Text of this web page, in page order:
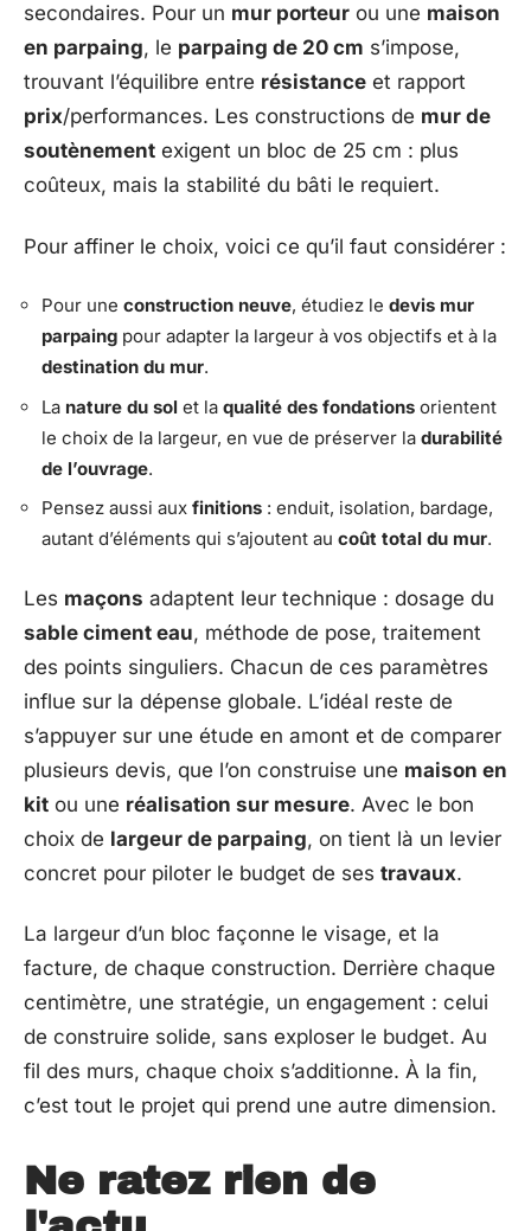
secondaires. Pour un mur porteur ou une maison
en parpaing, le parpaing de 20 cm s’impose,
trouvant l’équilibre entre résistance et rapport
prix/performances. Les constructions de mur de
soutènement exigent un bloc de 25 cm : plus
coûteux, mais la stabilité du bâti le requiert.
Pour affiner le choix, voici ce qu’il faut considérer :
Pour une construction neuve, étudiez le devis mur
parpaing pour adapter la largeur à vos objectifs et à la
destination du mur.
La nature du sol et la qualité des fondations orientent
le choix de la largeur, en vue de préserver la durabilité
de l’ouvrage.
Pensez aussi aux finitions : enduit, isolation, bardage,
autant d’éléments qui s’ajoutent au coût total du mur.
Les maçons adaptent leur technique : dosage du
sable ciment eau, méthode de pose, traitement
des points singuliers. Chacun de ces paramètres
influe sur la dépense globale. L’idéal reste de
s’appuyer sur une étude en amont et de comparer
plusieurs devis, que l’on construise une maison en
kit ou une réalisation sur mesure. Avec le bon
choix de largeur de parpaing, on tient là un levier
concret pour piloter le budget de ses travaux.
La largeur d’un bloc façonne le visage, et la
facture, de chaque construction. Derrière chaque
centimètre, une stratégie, un engagement : celui
de construire solide, sans exploser le budget. Au
fil des murs, chaque choix s’additionne. À la fin,
c’est tout le projet qui prend une autre dimension.
Ne ratez rien de